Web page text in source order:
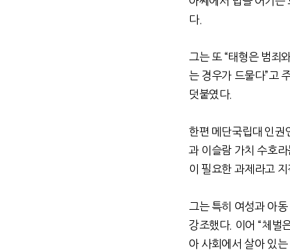
다.
그는 또 “태형은 범죄
는 경우가 드물다” 고
덧붙였다.
한편 메단국립대 인권
과 이슬람 가치 수호
이 필요한 과제라고
그는 특히 여성과 아
강조했다. 이어 “체벌
아 사회에서 살아 있